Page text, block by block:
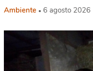
Ambiente 6 agosto 2026